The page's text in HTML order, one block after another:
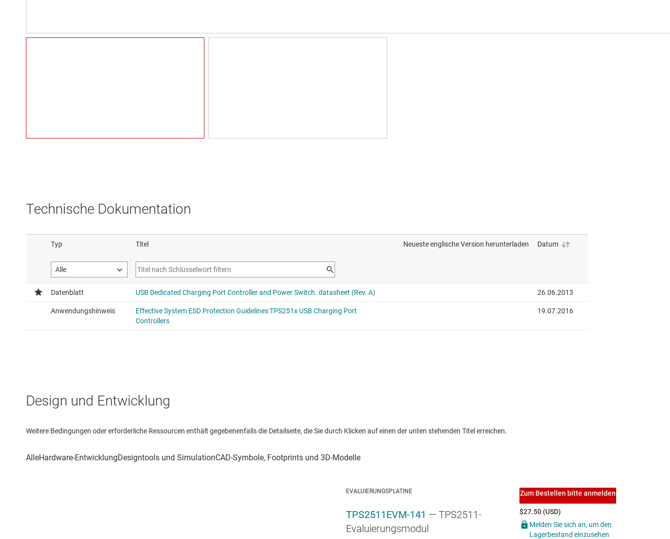
Technische Dokumentation
Design und Entwicklung
Weitere Bedingungen oder erforderliche Ressourcen enthält gegebenenfalls die Detailseite, die Sie durch Klicken auf einen der unten stehenden Titel erreichen.
EVALUIERUNGSPLATINE
TPS2511EVM-141 — TPS2511-
Evaluierungsmodul
Zum Bestellen bitte anmelden
$27.50 (USD)
Melden Sie sich an, um den
Lagerbestand einzusehen